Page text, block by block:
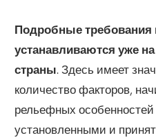
Подробные требования
устанавливаются уже
страны. Здесь имеет
количество факторов,
рельефных особенностей
установленными и